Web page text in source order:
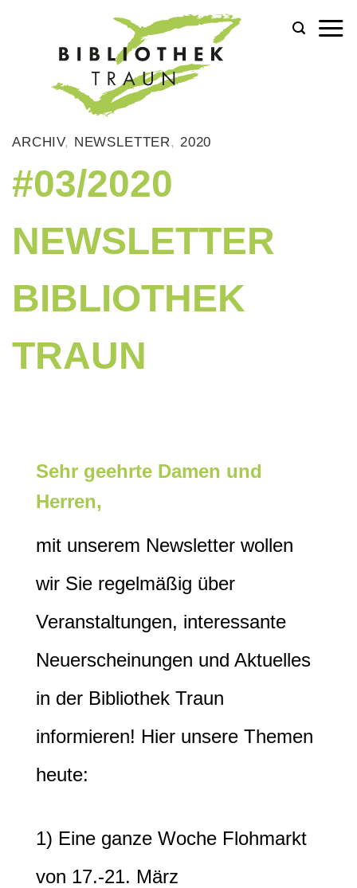
ARCHIV, NEWSLETTER, 2020
#03/2020
NEWSLETTER
BIBLIOTHEK
TRAUN
Sehr geehrte Damen und
Herren,
mit unserem Newsletter wollen
wir Sie regelmäßig über
Veranstaltungen, interessante
Neuerscheinungen und Aktuelles
in der Bibliothek Traun
informieren! Hier unsere Themen
heute:
1) Eine ganze Woche Flohmarkt
von 17.-21. März